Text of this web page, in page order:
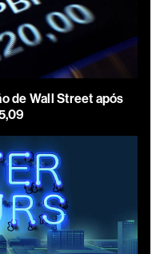
de Wall Street após